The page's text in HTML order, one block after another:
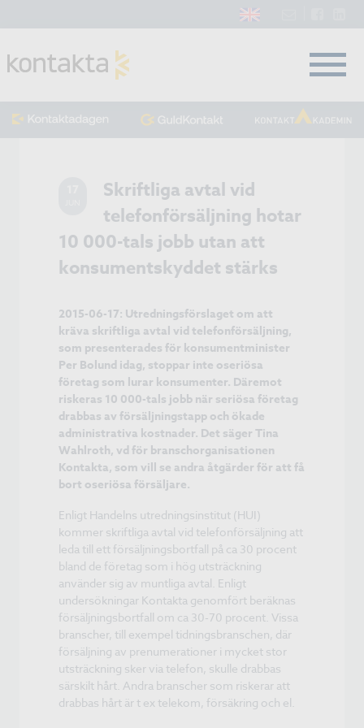
Skriftliga avtal vid
telefonförsäljning hotar
10 000-tals jobb utan att
konsumentskyddet stärks
2015-06-17: Utredningsförslaget om att
kräva skriftliga avtal vid telefonförsäljning,
som presenterades för konsumentminister
Per Bolund idag, stoppar inte oseriösa
företag som lurar konsumenter. Däremot
riskeras 10 000-tals jobb när seriösa företag
drabbas av försäljningstapp och ökade
administrativa kostnader. Det säger Tina
Wahlroth, vd för branschorganisationen
Kontakta, som vill se andra åtgärder för att få
bort oseriösa försäljare.
Enligt Handelns utredningsinstitut (HUI)
kommer skriftliga avtal vid telefonförsäljning att
leda till ett försäljningsbortfall på ca 30 procent
bland de företag som i hög utsträckning
använder sig av muntliga avtal. Enligt
undersökningar Kontakta genomfört beräknas
försäljningsbortfall om ca 30-70 procent. Vissa
branscher, till exempel tidningsbranschen, där
försäljning av prenumerationer i mycket stor
utsträckning sker via telefon, skulle drabbas
särskilt hårt. Andra branscher som riskerar att
drabbas hårt är t ex telekom, försäkring och el.